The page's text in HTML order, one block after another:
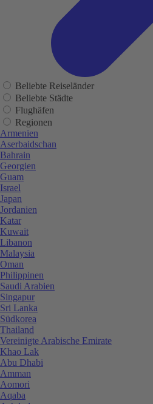
Beliebte Reiseländer
Beliebte Städte
Flughäfen
Regionen
Armenien
Aserbaidschan
Bahrain
Georgien
Guam
Israel
Japan
Jordanien
Katar
Kuwait
Libanon
Malaysia
Oman
Philippinen
Saudi Arabien
Singapur
Sri Lanka
Südkorea
Thailand
Vereinigte Arabische Emirate
Khao Lak
Abu Dhabi
Amman
Aomori
Aqaba